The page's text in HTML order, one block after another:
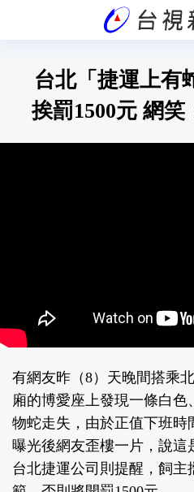
台北「捷運上有
挨罰1500元 網
有網友昨（8）天晚間搭乘
廂的博愛座上發現一條白
物蛇走失，由於正值下班時
曝光後網友歪樓一片，說這
台北捷運公司則提醒，飼主